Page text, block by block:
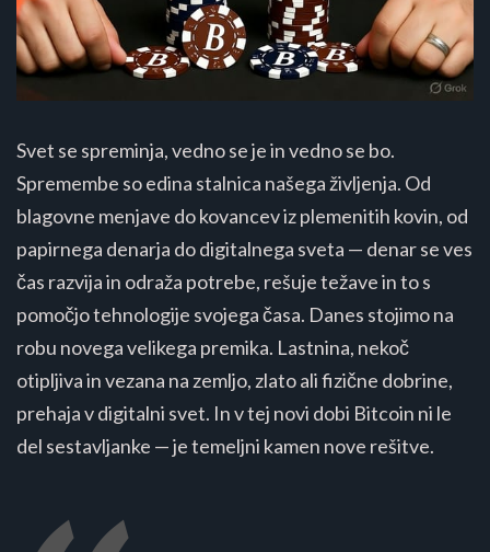
Svet se spreminja, vedno se je in vedno se bo.
Spremembe so edina stalnica našega življenja. Od
blagovne menjave do kovancev iz plemenitih kovin, od
papirnega denarja do digitalnega sveta — denar se ves
čas razvija in odraža potrebe, rešuje težave in to s
pomočjo tehnologije svojega časa. Danes stojimo na
robu novega velikega premika. Lastnina, nekoč
otipljiva in vezana na zemljo, zlato ali fizične dobrine,
prehaja v digitalni svet. In v tej novi dobi Bitcoin ni le
del sestavljanke — je temeljni kamen nove rešitve.